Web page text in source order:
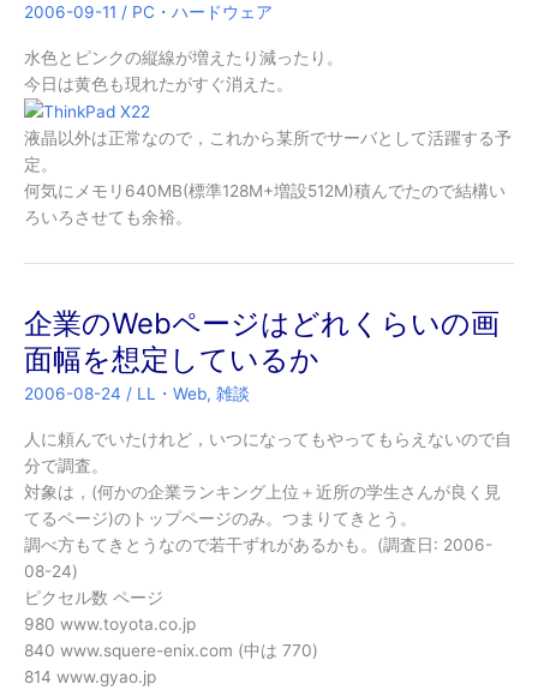
2006-09-11 / PC・ハードウェア
水色とピンクの縦線が増えたり減ったり。
今日は黄色も現れたがすぐ消えた。
液晶以外は正常なので，これから某所でサーバとして活躍する予
定。
何気にメモリ640MB(標準128M+増設512M)積んでたので結構い
ろいろさせても余裕。
企業のWebページはどれくらいの画
面幅を想定しているか
2006-08-24 / LL・Web, 雑談
人に頼んでいたけれど，いつになってもやってもらえないので自
分で調査。
対象は，(何かの企業ランキング上位＋近所の学生さんが良く見
てるページ)のトップページのみ。つまりてきとう。
調べ方もてきとうなので若干ずれがあるかも。(調査日: 2006-
08-24)
ピクセル数 ページ
980 www.toyota.co.jp
840 www.squere-enix.com (中は 770)
814 www.gyao.jp